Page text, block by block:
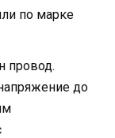
по марке
провод.
до